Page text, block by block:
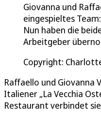
Giovanna und
eingespieltes
Nun haben die
Arbeitgeber
Copyright:
Raffaello und Giovanna
Italiener „La Vecchia
Restaurant verbindet